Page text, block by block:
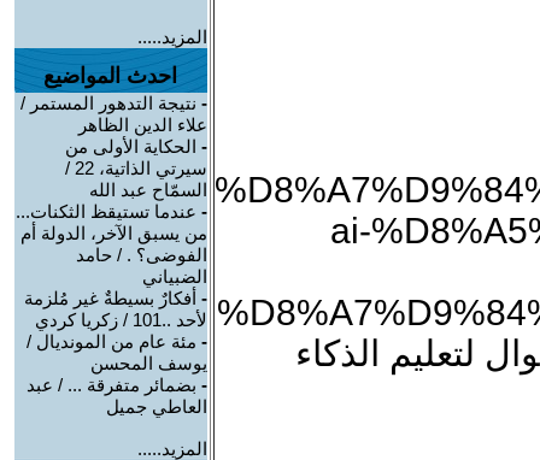
ai-
لتعليم الذكاء
المزيد.....
احدث المواضيع
- نتيجة التدهور المستمر /
علاء الدين الظاهر
- الحكاية الأولى من
سيرتي الذاتية، 22 /
السمّاح عبد الله
- عندما تستيقظ الثكنات...
من يسبق الآخر، الدولة أم
الفوضى؟ . / حامد
الضبياني
- أفكارٌ بسيطةٌ غير مُلزمة
لأحد ..101 / زكريا كردي
- مئة عام من المونديال /
يوسف المحسن
- بضمائر متفرقة ... / عبد
العاطي جميل
المزيد.....